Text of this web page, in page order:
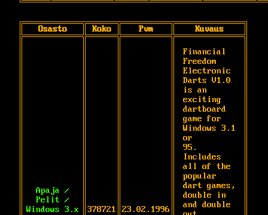
Osasto Koko Pvm Kuvaus
Apaja /
Pelit /
Windows 3.x
378721 23.02.1996
Financial
Freedom
Electronic
Darts V1.0
is an
exciting
dartboard
game for
Windows 3.1
or
95.
Includes
all of the
popular
dart games,
double in
and double